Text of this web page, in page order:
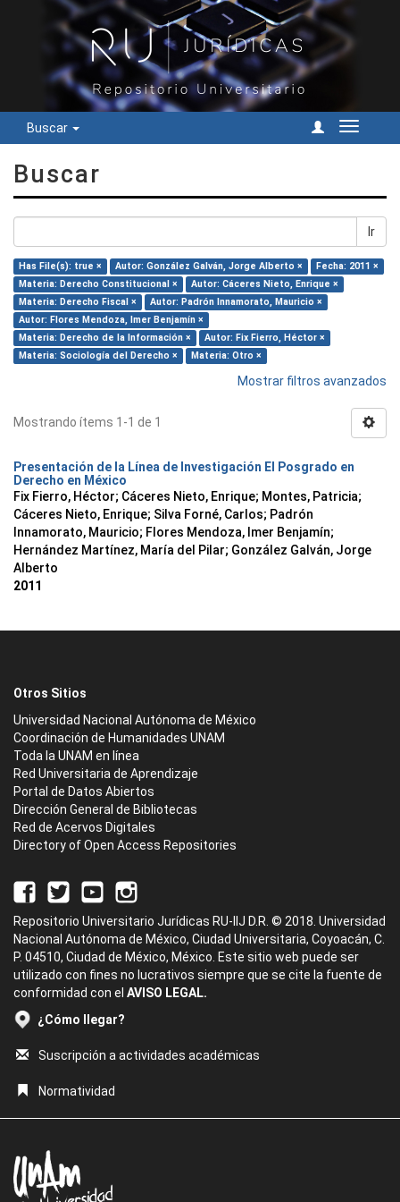
Buscar
Cambiar
Buscar
Ir
Has File(s): true × Autor: González Galván, Jorge Alberto ×
Fecha: 2011 ×
Materia: Derecho Constitucional ×
Autor: Cáceres Nieto, Enrique ×
Materia: Derecho Fiscal ×
Autor: Padrón Innamorato, Mauricio ×
Autor: Flores Mendoza, Imer Benjamín ×
Materia: Derecho de la Información ×
Autor: Fix Fierro, Héctor ×
Materia: Sociología del Derecho ×
Materia: Otro ×
Mostrar filtros avanzados
Mostrando ítems 1-1 de 1
Presentación de la Línea de Investigación El Posgrado en
Derecho en México
Fix Fierro, Héctor; Cáceres Nieto, Enrique; Montes, Patricia;
Cáceres Nieto, Enrique; Silva Forné, Carlos; Padrón
Innamorato, Mauricio; Flores Mendoza, Imer Benjamín;
Hernández Martínez, María del Pilar; González Galván, Jorge
Alberto
2011
Otros Sitios
Universidad Nacional Autónoma de México
Coordinación de Humanidades UNAM
Toda la UNAM en línea
Red Universitaria de Aprendizaje
Portal de Datos Abiertos
Dirección General de Bibliotecas
Red de Acervos Digitales
Directory of Open Access Repositories
Repositorio Universitario Jurídicas RU-IIJ D.R. © 2018. Universidad
Nacional Autónoma de México, Ciudad Universitaria, Coyoacán, C.
P. 04510, Ciudad de México, México. Este sitio web puede ser
utilizado con fines no lucrativos siempre que se cite la fuente de
conformidad con el AVISO LEGAL.
¿Cómo llegar?
Suscripción a actividades académicas
Normatividad